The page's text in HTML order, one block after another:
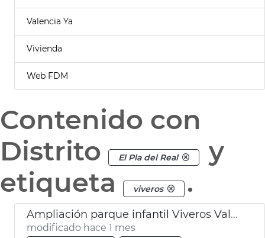
Valencia Ya
Vivienda
Web FDM
Contenido con
Distrito
El Pla del Real
y
etiqueta
viveros .
Ampliación parque infantil Viveros València
modificado hace 1 mes